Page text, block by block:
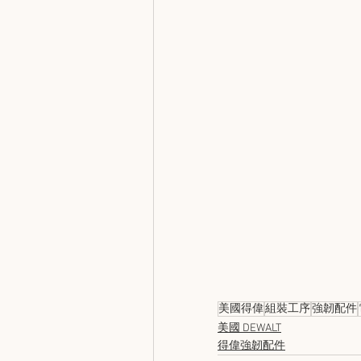
美國得偉組裝工序強韌配件
美國 DEWALT
得偉強韌配件